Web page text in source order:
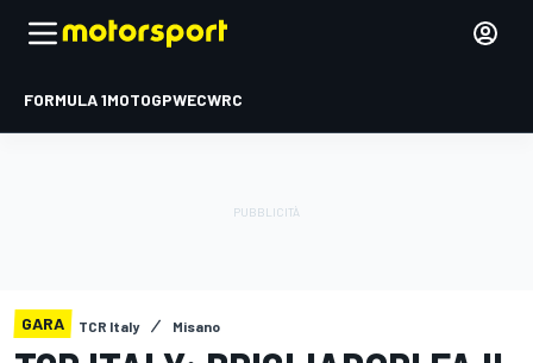
FORMULA 1MOTOGPWECWRC
GARA TCR Italy Misano